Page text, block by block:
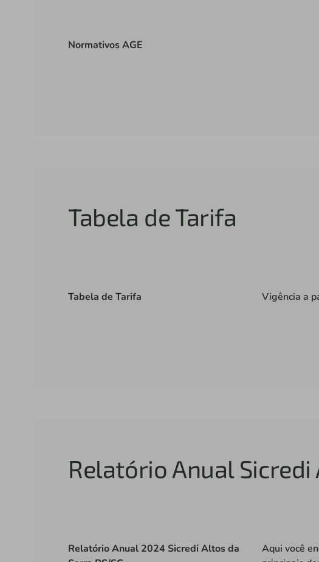
Normativos AGE
Tabela de Tarifa
Tabela de Tarifa Vigência a
Relatório Anual Sicredi
Relatório Anual 2024 Sicredi Altos da
Aqui você